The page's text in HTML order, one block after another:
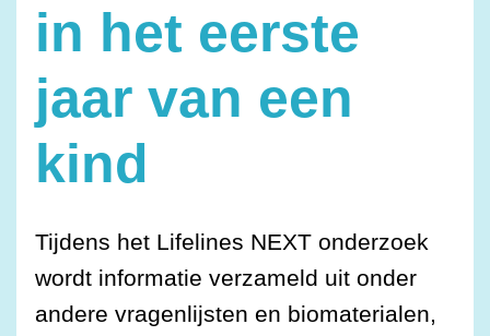
in het eerste
jaar van een
kind
Tijdens het Lifelines NEXT onderzoek
wordt informatie verzameld uit onder
andere vragenlijsten en biomaterialen,